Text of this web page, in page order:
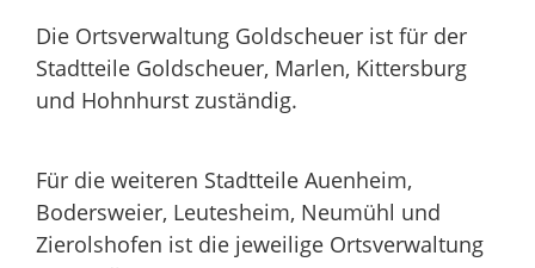
Die Ortsverwaltung Goldscheuer ist für der
Stadtteile Goldscheuer, Marlen, Kittersburg
und Hohnhurst zuständig.
Für die weiteren Stadtteile Auenheim,
Bodersweier, Leutesheim, Neumühl und
Zierolshofen ist die jeweilige Ortsverwaltung